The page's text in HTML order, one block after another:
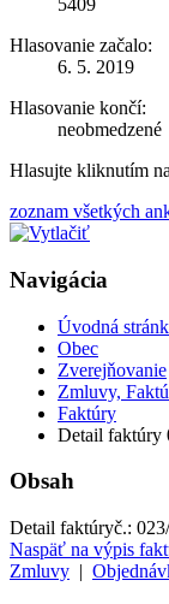
5409
Hlasovanie začalo:
6. 5. 2019
Hlasovanie končí:
neobmedzené
Hlasujte kliknutím
zoznam všetkých
Navigácia
Úvodná
Obec
Zverejňovanie
Zmluvy,
Faktúry
Detail faktúry
Obsah
Detail faktúryč.:
Naspäť na výpis
Zmluvy |